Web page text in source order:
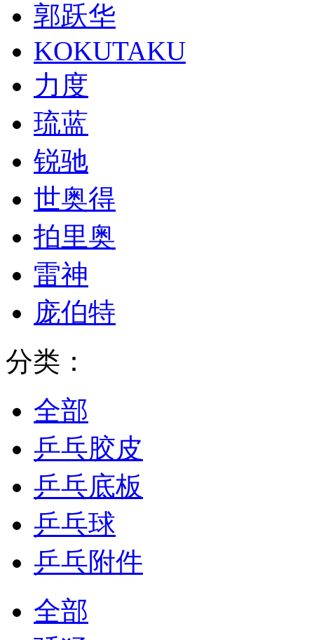
郭跃华
KOKUTAKU
力度
琉蓝
锐驰
世奥得
拍里奥
雷神
庞伯特
分类：
全部
乒乓胶皮
乒乓底板
乒乓球
乒乓附件
全部